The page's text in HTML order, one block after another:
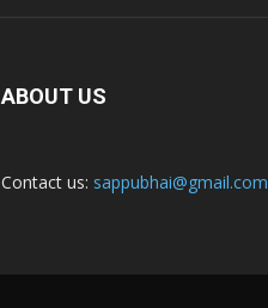
ABOUT US
Contact us: sappubhai@gmail.com